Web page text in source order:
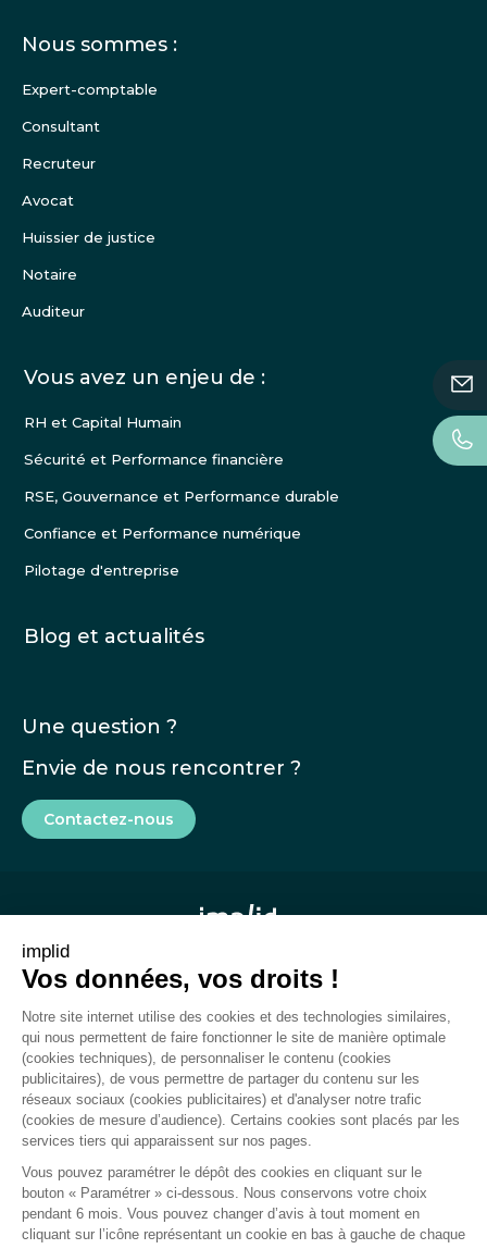
Menu
de
Nous sommes :
Expert-comptable
Consultant
Recruteur
Avocat
Huissier de justice
Notaire
Auditeur
Vous avez un enjeu de :
RH et Capital Humain
Sécurité et Performance financière
RSE, Gouvernance et Performance durable
Confiance et Performance numérique
Pilotage d'entreprise
Blog et actualités
Une question ?
Envie de nous rencontrer ?
Contactez-nous
Mentions légales
CGU
Rapport de transparence
Plan du site
Gestion des cookies
implid
Vos données, vos droits !
Notre site internet utilise des cookies et des technologies similaires,
qui nous permettent de faire fonctionner le site de manière optimale
(cookies techniques), de personnaliser le contenu (cookies
publicitaires), de vous permettre de partager du contenu sur les
réseaux sociaux (cookies publicitaires) et d'analyser notre trafic
(cookies de mesure d’audience). Certains cookies sont placés par les
services tiers qui apparaissent sur nos pages.
Vous pouvez paramétrer le dépôt des cookies en cliquant sur le
bouton « Paramétrer » ci-dessous. Nous conservons votre choix
pendant 6 mois. Vous pouvez changer d’avis à tout moment en
cliquant sur l’icône représentant un cookie en bas à gauche de chaque